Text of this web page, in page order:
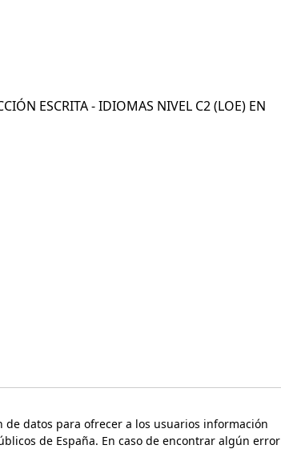
ESCRITA - IDIOMAS NIVEL C2 (LOE) EN
datos para ofrecer a los usuarios información
de España. En caso de encontrar algún error